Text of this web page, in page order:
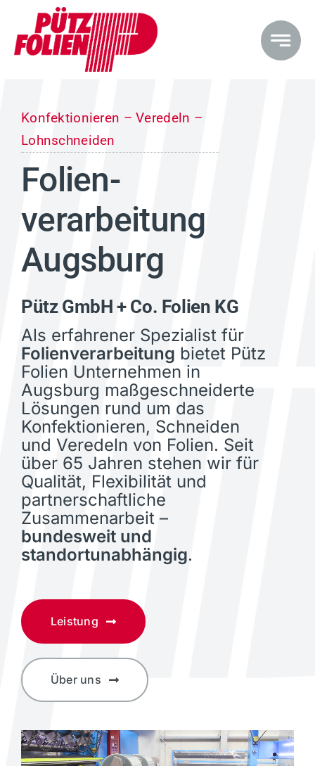
Inhalt
springen
Konfektionieren – Veredeln –
Lohnschneiden
Folien­
verarbeitung
Augsburg
Pütz GmbH + Co. Folien KG
Als erfahrener Spezialist für
Folienverarbeitung bietet Pütz
Folien Unternehmen in
Augsburg maßgeschneiderte
Lösungen rund um das
Konfektionieren, Schneiden
und Veredeln von Folien. Seit
über 65 Jahren stehen wir für
Qualität, Flexibilität und
partnerschaftliche
Zusammenarbeit –
bundesweit und
standortunabhängig.
Leistung
Über uns